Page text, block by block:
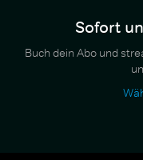
Sofort
Buch dein Abo und